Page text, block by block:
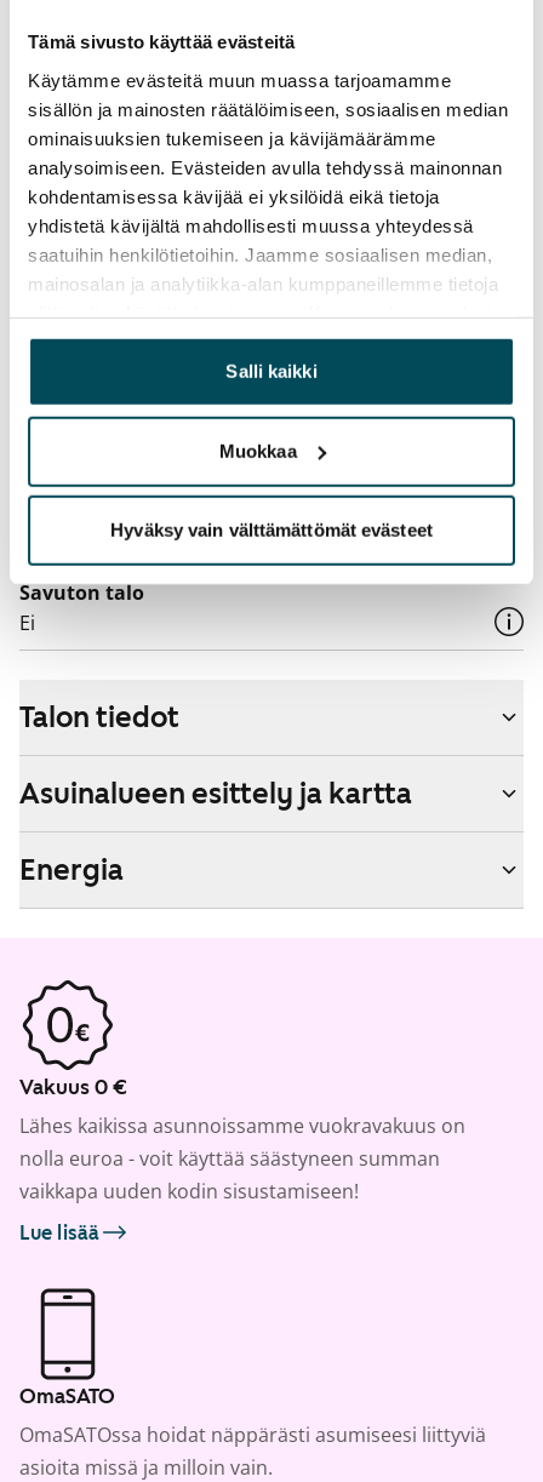
Tämä sivusto käyttää evästeitä
Käytämme evästeitä muun muassa tarjoamamme
sisällön ja mainosten räätälöimiseen, sosiaalisen median
ominaisuuksien tukemiseen ja kävijämäärämme
analysoimiseen. Evästeiden avulla tehdyssä mainonnan
kohdentamisessa kävijää ei yksilöidä eikä tietoja
yhdistetä kävijältä mahdollisesti muussa yhteydessä
saatuihin henkilötietoihin. Jaamme sosiaalisen median,
mainosalan ja analytiikka-alan kumppaneillemme tietoja
yhdistää näitä tietoja muihin tietoihin, joita olet antanut
heille tai joita on kerätty, kun olet käyttänyt heidän
palvelujaan.
Salli kaikki
Muokkaa
Hyväksy vain välttämättömät evästeet
Vuokrasopimus
12 kk
Irtisanomis­mahdollisuus
12 kk vuokrasopimuksesta tai sopimussakolla
aiemmin
Kotivakuutus
Pakollinen, ei sisälly vuokraan
Vesimaksu
Sähkömaksu
Vuokralainen solmii itse sähkösopimuksen.
Savuton talo
Ei
Talon tiedot
Asuinalueen esittely ja kartta
Energia
Vakuus 0 €
Lähes kaikissa asunnoissamme vuokravakuus on
nolla euroa - voit käyttää säästyneen summan
vaikkapa uuden kodin sisustamiseen!
Lue lisää
OmaSATO
OmaSATOssa hoidat näppärästi asumiseesi liittyviä
asioita missä ja milloin vain.